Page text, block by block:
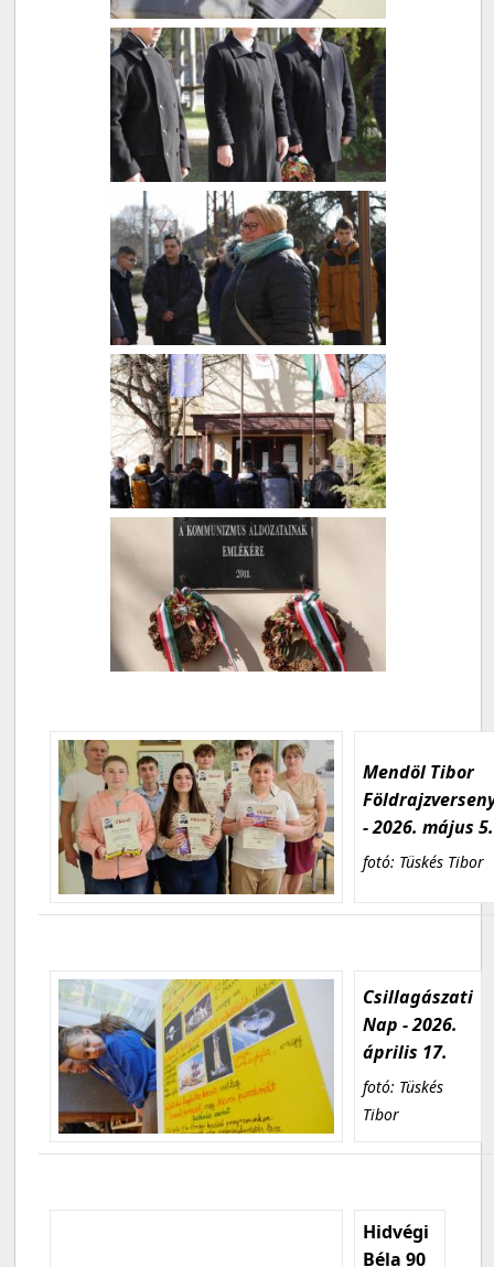
Mendöl Tibor
- 2026. május 5.
fotó: Tüskés Tibor
Csillagászati
Nap - 2026.
április 17.
fotó: Tüskés
Tibor
Hidvégi
Béla 90